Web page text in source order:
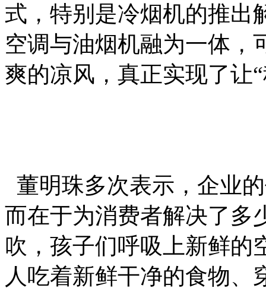
式，特别是冷烟机的推出
空调与油烟机融为一体，
爽的凉风，真正实现了让
董明珠多次表示，企业
而在于为消费者解决了多
吹，孩子们呼吸上新鲜的
人吃着新鲜干净的食物